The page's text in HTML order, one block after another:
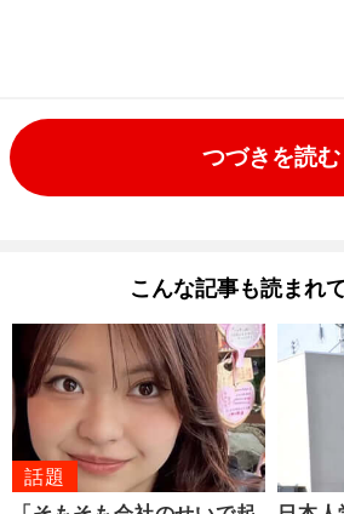
つづきを読む
こんな記事も読まれ
話題